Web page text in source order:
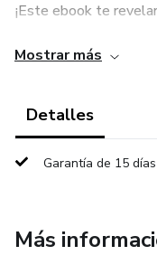
¡Este ebook te
Desde
para tu cuidado
página de este libro
Belleza de la
Mostrar más
Detalles
Garantía de 15 días
Más